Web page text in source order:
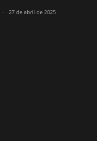
- 27 de abril de 2025